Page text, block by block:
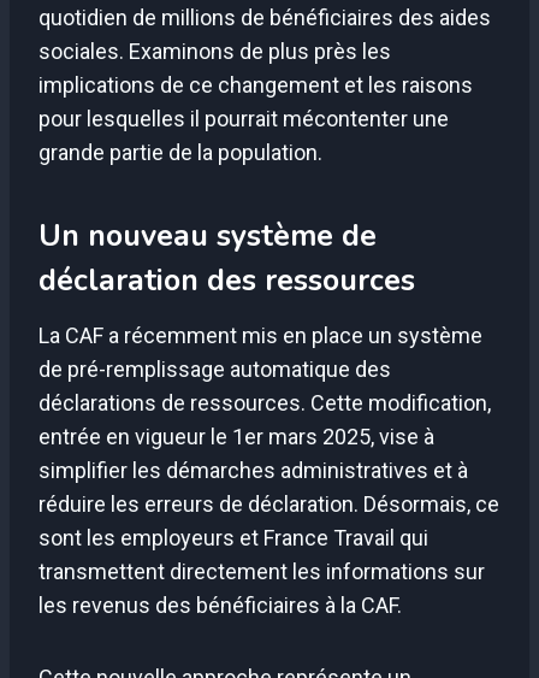
quotidien de millions de bénéficiaires des aides
sociales. Examinons de plus près les
implications de ce changement et les raisons
pour lesquelles il pourrait mécontenter une
grande partie de la population.
Un nouveau système de
déclaration des ressources
La CAF a récemment mis en place un système
de pré-remplissage automatique des
déclarations de ressources. Cette modification,
entrée en vigueur le 1er mars 2025, vise à
simplifier les démarches administratives et à
réduire les erreurs de déclaration. Désormais, ce
sont les employeurs et France Travail qui
transmettent directement les informations sur
les revenus des bénéficiaires à la CAF.